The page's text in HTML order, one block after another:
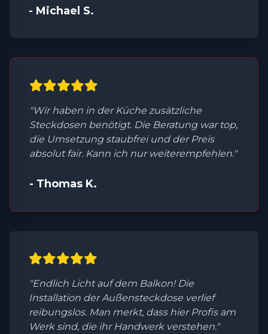
- Michael S.
"Wir haben in der Küche zusätzliche
Steckdosen benötigt. Die Beratung war top,
die Umsetzung staubfrei und der Preis
absolut fair. Kann ich nur weiterempfehlen."
- Thomas K.
"Endlich Licht auf dem Balkon! Die
Installation der Außensteckdose verlief
reibungslos. Man merkt, dass hier Profis am
Werk sind, die ihr Handwerk verstehen."